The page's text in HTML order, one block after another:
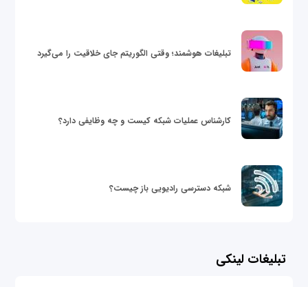
تبلیغات هوشمند؛ وقتی الگوریتم جای خلاقیت را می‌گیرد
کارشناس عملیات شبکه کیست و چه وظایفی دارد؟
شبکه دسترسی رادیویی باز چیست؟
تبلیغات لینکی